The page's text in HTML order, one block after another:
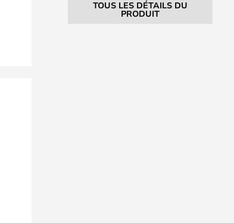
TOUS LES DÉTAILS DU
PRODUIT